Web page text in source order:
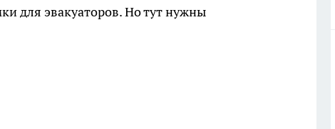
для эвакуаторов. Но тут нужны